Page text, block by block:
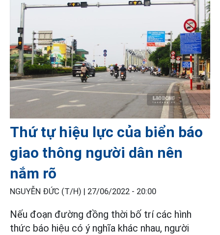
Thứ tự hiệu lực của biển báo
giao thông người dân nên
nắm rõ
NGUYỄN ĐỨC (T/H) | 27/06/2022 - 20:00
Nếu đoạn đường đồng thời bố trí các hình
thức báo hiệu có ý nghĩa khác nhau, người